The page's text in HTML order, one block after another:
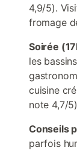
4,9/5).
fromage
Soirée
les
cuisine
note 4,7/
Conseils
parfois